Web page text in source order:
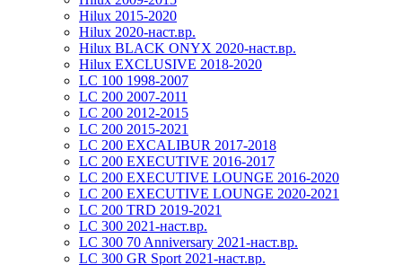
Hilux 2015-2020
Hilux 2020-наст.вр.
Hilux BLACK ONYX 2020-наст.вр.
Hilux EXCLUSIVE 2018-2020
LC 100 1998-2007
LC 200 2007-2011
LC 200 2012-2015
LC 200 2015-2021
LC 200 EXCALIBUR 2017-2018
LC 200 EXECUTIVE 2016-2017
LC 200 EXECUTIVE LOUNGE 2016-2020
LC 200 EXECUTIVE LOUNGE 2020-2021
LC 200 TRD 2019-2021
LC 300 2021-наст.вр.
LC 300 70 Anniversary 2021-наст.вр.
LC 300 GR Sport 2021-наст.вр.